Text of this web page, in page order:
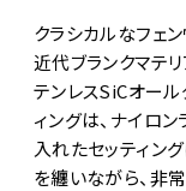
クラシカルなフェ
近代ブランクマテ
テンレスSiCオー
ィングは、ナイロ
入れたセッティン
を纏いながら、非